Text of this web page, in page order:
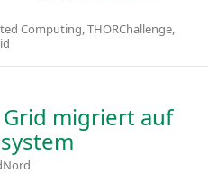
Computing THORChallenge
migriert auf